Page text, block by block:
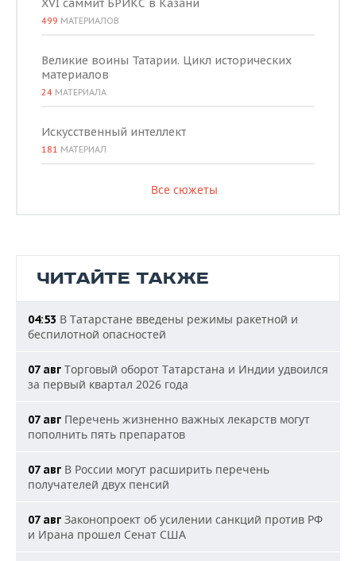
XVI саммит БРИКС в Казани
499 МАТЕРИАЛОВ
Великие воины Татарии. Цикл исторических
материалов
24 МАТЕРИАЛА
Искусственный интеллект
181 МАТЕРИАЛ
Все сюжеты
ЧИТАЙТЕ ТАКЖЕ
04:53 В Татарстане введены режимы ракетной и
беспилотной опасностей
07 авг Торговый оборот Татарстана и Индии удвоился
за первый квартал 2026 года
07 авг Перечень жизненно важных лекарств могут
пополнить пять препаратов
07 авг В России могут расширить перечень
получателей двух пенсий
07 авг Законопроект об усилении санкций против РФ
и Ирана прошел Сенат США